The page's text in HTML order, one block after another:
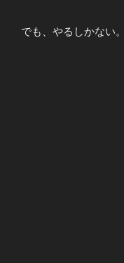
でも、やるしかない。